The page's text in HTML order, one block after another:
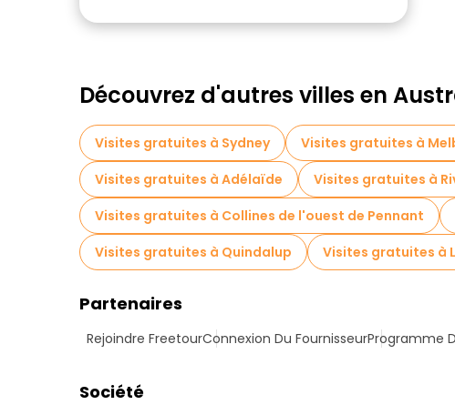
Découvrez d'autres villes en
Visites gratuites à Sydney Visites gratuites à
Visites gratuites à Adélaïde
Visites gratuites à
Visites gratuites à Collines de l'ouest de Pennant
Visites gratuites à Quindalup
Visites gratuites à
Partenaires
Rejoindre FreetourConnexion Du FournisseurProgramme
Société